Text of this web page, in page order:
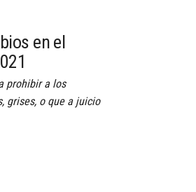
en el
prohibir a los
grises, o que a juicio